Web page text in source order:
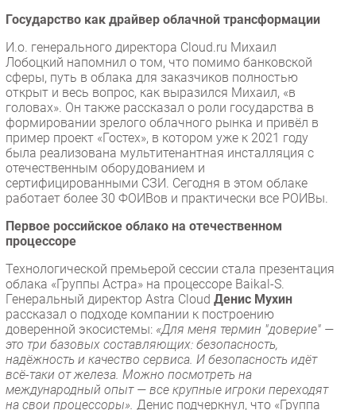
Государство как драйвер облачной трансформации
И.о. генерального директора Cloud.ru Михаил
Лобоцкий напомнил о том, что помимо банковской
сферы, путь в облака для заказчиков полностью
открыт и весь вопрос, как выразился Михаил, «в
головах». Он также рассказал о роли государства в
формировании зрелого облачного рынка и привёл в
пример проект «Гостех», в котором уже к 2021 году
была реализована мультитенантная инсталляция с
отечественным оборудованием и
сертифицированными СЗИ. Сегодня в этом облаке
работает более 30 ФОИВов и практически все РОИВы.
Первое российское облако на отечественном
процессоре
Технологической премьерой сессии стала презентация
облака «Группы Астра» на процессоре Baikal-S.
Генеральный директор Astra Cloud Денис Мухин
рассказал о подходе компании к построению
доверенной экосистемы: «Для меня термин "доверие" —
это три базовых составляющих: безопасность,
надёжность и качество сервиса. И безопасность идёт
всё-таки от железа. Можно посмотреть на
международный опыт — все крупные игроки переходят
на свои процессоры». Денис подчеркнул, что «Группа